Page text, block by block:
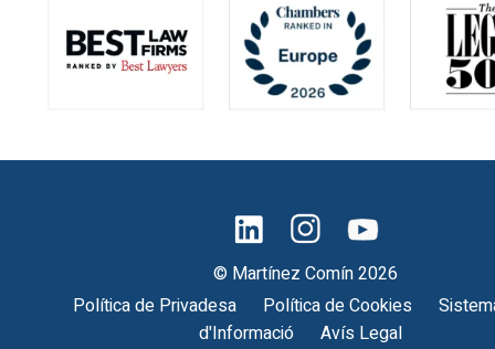
© Martínez Comín 2026
Política de Privadesa
Política de Cookies
d'Informació
Avís Legal